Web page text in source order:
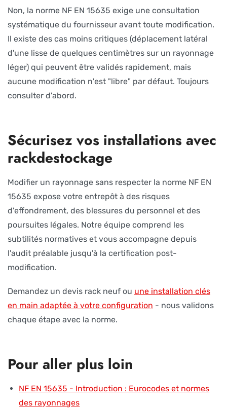
Non, la norme NF EN 15635 exige une consultation
systématique du fournisseur avant toute modification.
Il existe des cas moins critiques (déplacement latéral
d'une lisse de quelques centimètres sur un rayonnage
léger) qui peuvent être validés rapidement, mais
aucune modification n'est "libre" par défaut. Toujours
consulter d'abord.
Sécurisez vos installations avec
rackdestockage
Modifier un rayonnage sans respecter la norme NF EN
15635 expose votre entrepôt à des risques
d'effondrement, des blessures du personnel et des
poursuites légales. Notre équipe comprend les
subtilités normatives et vous accompagne depuis
l'audit préalable jusqu'à la certification post-
modification.
Demandez un devis rack neuf ou une installation clés
en main adaptée à votre configuration - nous validons
chaque étape avec la norme.
Pour aller plus loin
NF EN 15635 - Introduction : Eurocodes et normes
des rayonnages